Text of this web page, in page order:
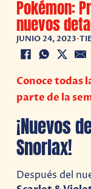
Pokémon:
nuevos
JUNIO 24, 2023•
Conoce todas
parte de la
¡Nuevos
Snorlax!
Después del